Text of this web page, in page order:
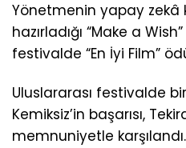
Yönetmenin yapay zekâ
hazırladığı “Make a
festivalde “En İyi Film”
Uluslararası festivalde
Kemiksiz’in başarısı,
memnuniyetle karşılandı.